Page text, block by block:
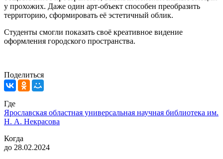
у прохожих. Даже один арт-объект способен преобразить
территорию, сформировать её эстетичный облик.
Студенты смогли показать своё креативное видение
оформления городского пространства.
Поделиться
Где
Ярославская областная универсальная научная библиотека им.
Н. А. Некрасова
Когда
до 28.02.2024